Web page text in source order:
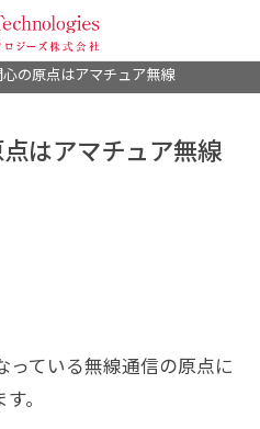
の原点はアマチュア無線
はアマチュア無線
ている無線通信の原点に
。